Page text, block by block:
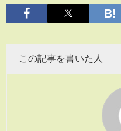
有
この記事を書いた人